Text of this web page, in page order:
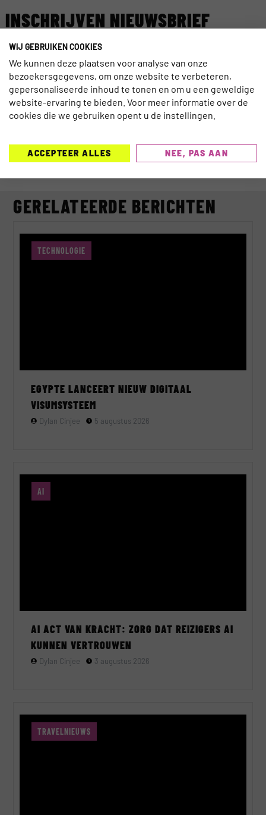
INSCHRIJVEN NIEUWSBRIEF
SCHRIJF JE IN >
GERELATEERDE BERICHTEN
TECHNOLOGIE
EGYPTE LANCEERT NIEUW DIGITAAL
VISUMSYSTEEM
Dylan Cinjee 5 augustus 2026
AI
AI ACT VAN KRACHT: ZORG DAT REIZIGERS AI
KUNNEN VERTROUWEN
Dylan Cinjee 3 augustus 2026
TRAVELNIEUWS
WIJ GEBRUIKEN COOKIES
We kunnen deze plaatsen voor analyse van onze
bezoekersgegevens, om onze website te verbeteren,
gepersonaliseerde inhoud te tonen en om u een geweldige
website-ervaring te bieden. Voor meer informatie over de
cookies die we gebruiken opent u de instellingen.
ACCEPTEER ALLES NEE, PAS AAN